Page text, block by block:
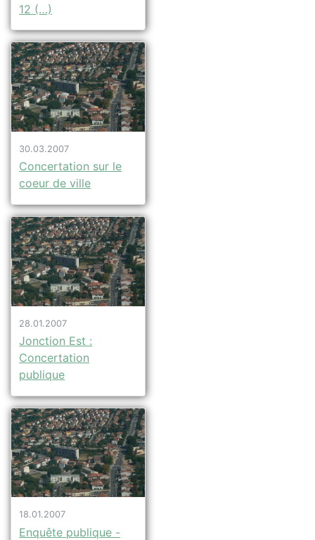
12 (…)
30.03.2007
Concertation sur le
coeur de ville
28.01.2007
Jonction Est :
Concertation
publique
18.01.2007
Enquête publique -